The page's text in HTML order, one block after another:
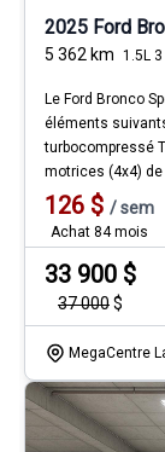
2025 Ford
5 362 km 1.5L 3
Le Ford Bronco
éléments
turbocompressé
motrices (4x4) de
126 $ /sem
Achat 84 mois
33 900 $
37 000$
MegaCentre